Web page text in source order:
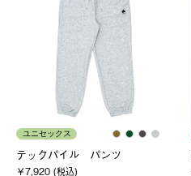
ユニセックス
テックパイル パンツ
￥7,920 (税込)